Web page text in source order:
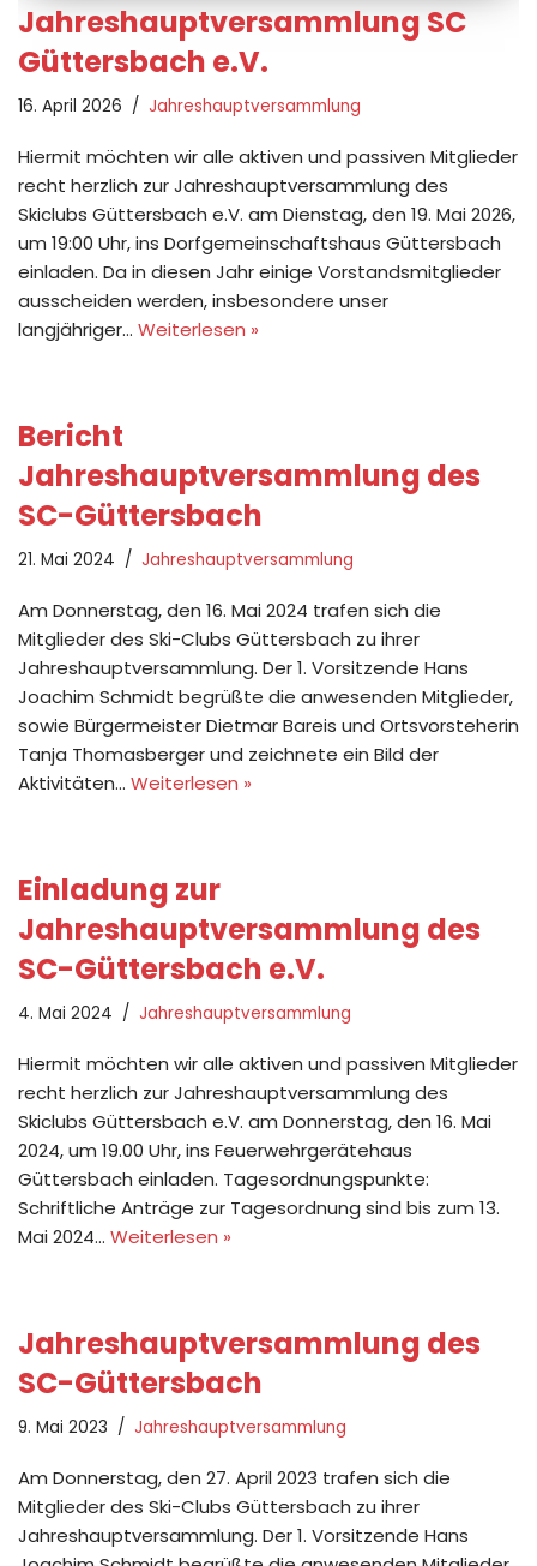
Jahreshauptversammlung SC
Güttersbach e.V.
16. April 2026 Jahreshauptversammlung
Hiermit möchten wir alle aktiven und passiven Mitglieder
recht herzlich zur Jahreshauptversammlung des
Skiclubs Güttersbach e.V. am Dienstag, den 19. Mai 2026,
um 19:00 Uhr, ins Dorfgemeinschaftshaus Güttersbach
einladen. Da in diesen Jahr einige Vorstandsmitglieder
ausscheiden werden, insbesondere unser
langjähriger… Weiterlesen »
Bericht
Jahreshauptversammlung des
SC-Güttersbach
21. Mai 2024 Jahreshauptversammlung
Am Donnerstag, den 16. Mai 2024 trafen sich die
Mitglieder des Ski-Clubs Güttersbach zu ihrer
Jahreshauptversammlung. Der 1. Vorsitzende Hans
Joachim Schmidt begrüßte die anwesenden Mitglieder,
sowie Bürgermeister Dietmar Bareis und Ortsvorsteherin
Tanja Thomasberger und zeichnete ein Bild der
Aktivitäten… Weiterlesen »
Einladung zur
Jahreshauptversammlung des
SC-Güttersbach e.V.
4. Mai 2024 Jahreshauptversammlung
Hiermit möchten wir alle aktiven und passiven Mitglieder
recht herzlich zur Jahreshauptversammlung des
Skiclubs Güttersbach e.V. am Donnerstag, den 16. Mai
2024, um 19.00 Uhr, ins Feuerwehrgerätehaus
Güttersbach einladen. Tagesordnungspunkte:
Schriftliche Anträge zur Tagesordnung sind bis zum 13.
Mai 2024… Weiterlesen »
Jahreshauptversammlung des
SC-Güttersbach
9. Mai 2023 Jahreshauptversammlung
Am Donnerstag, den 27. April 2023 trafen sich die
Mitglieder des Ski-Clubs Güttersbach zu ihrer
Jahreshauptversammlung. Der 1. Vorsitzende Hans